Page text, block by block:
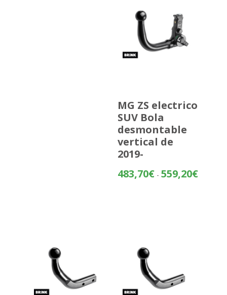
MG ZS electrico
SUV Bola
desmontable
vertical de
2019-
483,70€ - 559,20€Rango